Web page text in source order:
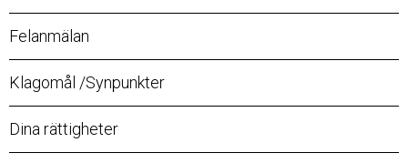
Felanmälan
Klagomål /Synpunkter
Dina rättigheter